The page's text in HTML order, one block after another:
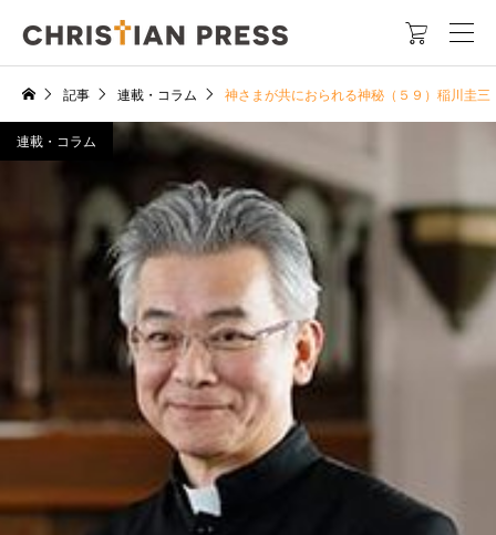

記事 連載・コラム 神さまが共におられる神秘（５９）稲川圭三
連載・コラム